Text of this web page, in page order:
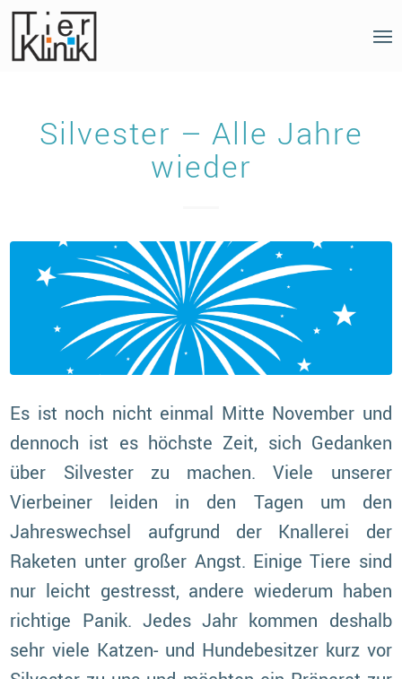
Silvester – Alle Jahre
wieder
Es ist noch nicht einmal Mitte November und
dennoch ist es höchste Zeit, sich Gedanken
über Silvester zu machen. Viele unserer
Vierbeiner leiden in den Tagen um den
Jahreswechsel aufgrund der Knallerei der
Raketen unter großer Angst. Einige Tiere sind
nur leicht gestresst, andere wiederum haben
richtige Panik. Jedes Jahr kommen deshalb
sehr viele Katzen- und Hundebesitzer kurz vor